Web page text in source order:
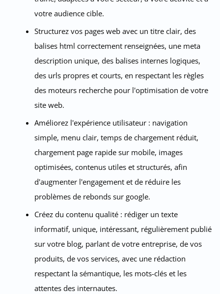
votre audience cible.
Structurez vos pages web avec un titre clair, des
balises html correctement renseignées, une meta
description unique, des balises internes logiques,
des urls propres et courts, en respectant les règles
des moteurs recherche pour l'optimisation de votre
site web.
Améliorez l'expérience utilisateur : navigation
simple, menu clair, temps de chargement réduit,
chargement page rapide sur mobile, images
optimisées, contenus utiles et structurés, afin
d'augmenter l'engagement et de réduire les
problèmes de rebonds sur google.
Créez du contenu qualité : rédiger un texte
informatif, unique, intéressant, régulièrement publié
sur votre blog, parlant de votre entreprise, de vos
produits, de vos services, avec une rédaction
respectant la sémantique, les mots-clés et les
attentes des internautes.